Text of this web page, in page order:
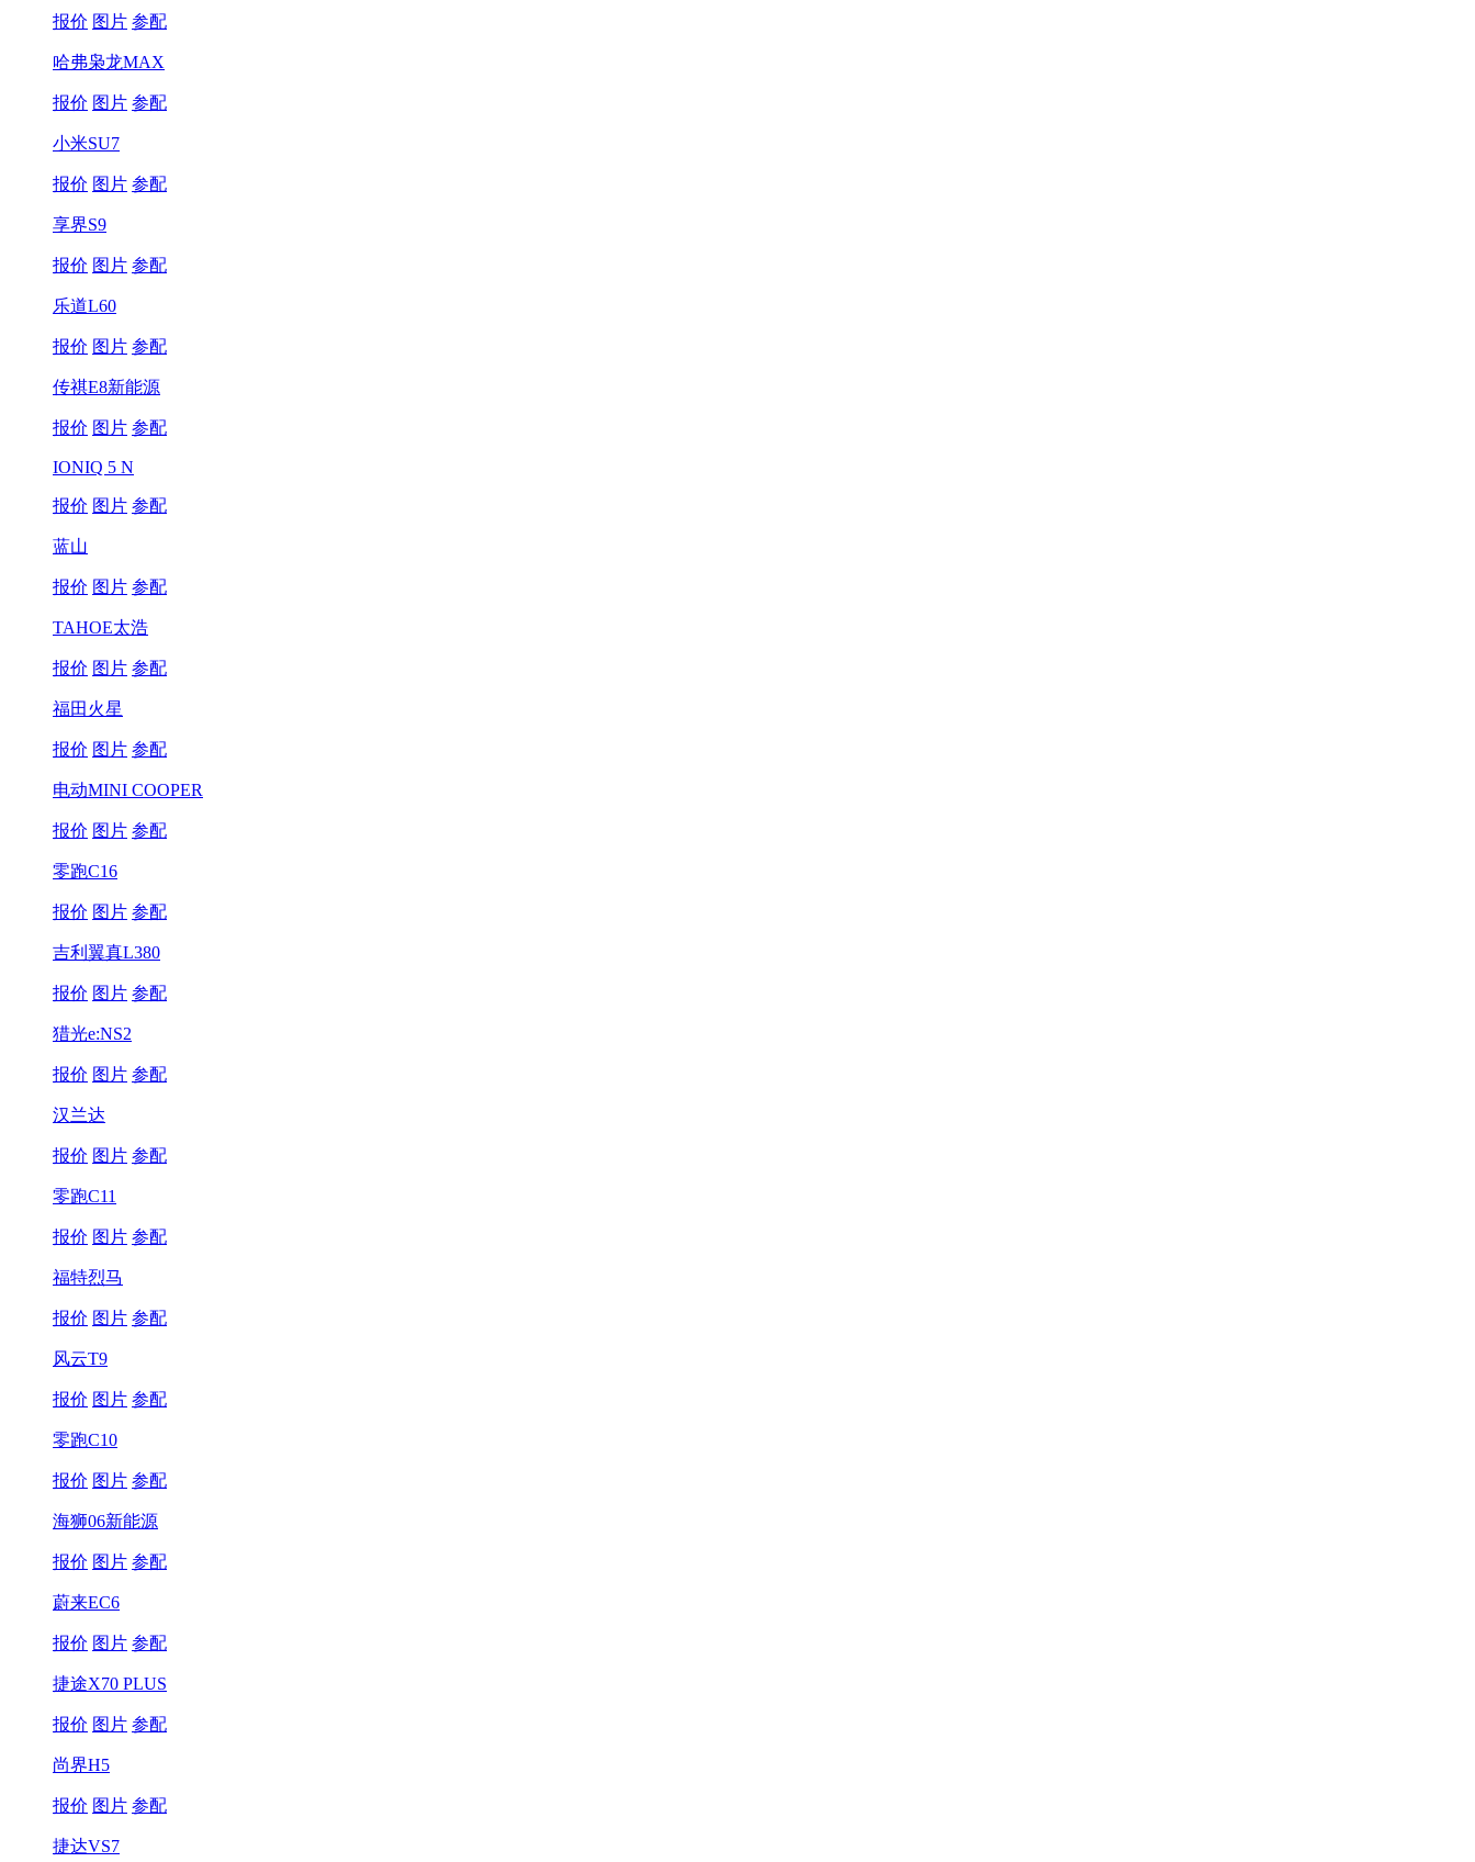
报价 图片 参配
哈弗枭龙MAX
报价 图片 参配
小米SU7
报价 图片 参配
享界S9
报价 图片 参配
乐道L60
报价 图片 参配
传祺E8新能源
报价 图片 参配
IONIQ 5 N
报价 图片 参配
蓝山
报价 图片 参配
TAHOE太浩
报价 图片 参配
福田火星
报价 图片 参配
电动MINI COOPER
报价 图片 参配
零跑C16
报价 图片 参配
吉利翼真L380
报价 图片 参配
猎光e:NS2
报价 图片 参配
汉兰达
报价 图片 参配
零跑C11
报价 图片 参配
福特烈马
报价 图片 参配
风云T9
报价 图片 参配
零跑C10
报价 图片 参配
海狮06新能源
报价 图片 参配
蔚来EC6
报价 图片 参配
捷途X70 PLUS
报价 图片 参配
尚界H5
报价 图片 参配
捷达VS7